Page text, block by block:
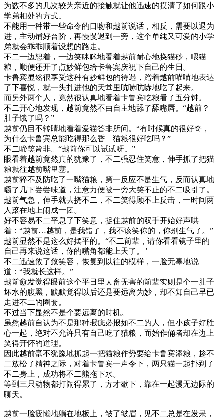
为数不多的几次较为亲近的接触就让他迅速的摸清了如何跟小
学弟相处的方式。
不能用一种带一些命令的口吻和越前说话，相反，需要以退为
进，主动铺好台阶，再慢慢退到一旁，这个单纯又可爱的小学
弟就会乖乖顺着设想的路走。
不二一边想着，一边笑眯眯地看着越前耐心地换猫砂，喂猫
粮，顺便还开了点妙鲜包给卡鲁宾庆祝下自己的生日。
卡鲁宾显然很享受这种有妙鲜包的待遇，蹭着越前喵喵地表达
了下喜悦，就一头扎进他的天堂里吭哧吭哧地吃了起来。
而另外两个人，竟然很认真地看着卡鲁宾吃粮看了五分钟。
不二开心地发现，越前竟然不由自主地舔了舔嘴唇。“越前？
肚子饿了吗？”
越前仍目不转睛地看着爱猫答非所问。“有时候真的很好奇，
为什么卡鲁宾总能吃得那么香，猫粮很好吃吗？”
不二啼笑皆非。“越前你可以试试呀。”
眼看着越前竟然真的犹豫了，不二强忍住笑意，伸手抓了把猫
粮就往越前嘴里塞。
越前猝不及防吃了一嘴猫粮，第一反应不是生气，反而认真地
嚼了几下尝尝味道，注意力便被一旁大笑不止的不二吸引了。
越前气急，伸手就去挠不二，不二笑得顾不上反击，一时间两
人滚在地上闹成一团。
好不容易不二平息了下笑意，捉住越前的双手开始好声哄
着：“越前…越前，是我错了，我不该笑你的，你别生气了。”
越前显然不是这么好摆平的。“不二前辈，请你看看镜子里的
自己再来说这话，你的嘴角都能上天了。”
不二迅速敛了敛笑容，恢复到以往的模样，一脸无辜地说
道：“我就长这样。”
越前愈发觉得眼前这个平日里人畜无害的前辈实则是个一肚子
坏水的腹黑，默默觉得以后还是要远离为妙，却不知自己早已
走进不二的圈套。
不过当下显然不是个要远离的时机。
虽然越前自认为不是那种瑕疵必报如不二的人，但小孩子好胜
心一起，绝对不允许只有自己吃了猫粮，而始作俑者却在边上
笑得开怀的道理。
因此越前毫不犹豫地抓起一把猫粮作势要给卡鲁宾添粮，趁不
二放松了精神之际，对着卡鲁宾一声令下，两只猫一起扑到了
不二身上，成功将不二熊拖下水。
等到三只动物都打闹得累了，方才歇下，靠在一起漫无边际的
聊天。
越前一脸疲懒地躺在地板上，皱了皱眉，见不二总是在发呆，